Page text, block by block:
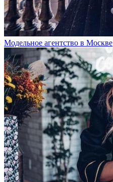
Модельное агентство в Москве